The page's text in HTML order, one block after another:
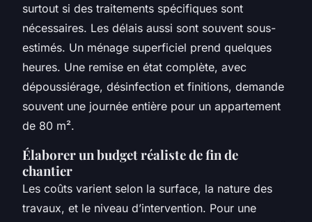
surtout si des traitements spécifiques sont
nécessaires. Les délais aussi sont souvent sous-
estimés. Un ménage superficiel prend quelques
heures. Une remise en état complète, avec
dépoussiérage, désinfection et finitions, demande
souvent une journée entière pour un appartement
de 80 m².
Élaborer un budget réaliste de fin de
chantier
Les coûts varient selon la surface, la nature des
travaux, et le niveau d’intervention. Pour une